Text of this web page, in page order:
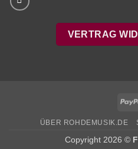
VERTRAG
ÜBER ROHDEMUSIK.DE
Copyright 2026 ©